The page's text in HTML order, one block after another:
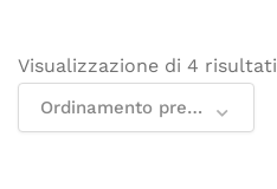
Visualizzazione di 4 risultati
Ordinamento predefinito